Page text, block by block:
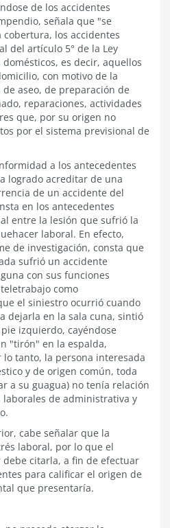
de los accidentes
señala que "se
los accidentes
del artículo 5° de la Ley
domésticos, es decir, aquellos
con motivo de la
aseo, de preparación de
reparaciones, actividades
que, por su origen no
por el sistema previsional de
a los antecedentes
logrado acreditar de una
de un accidente del
en los antecedentes
entre la lesión que sufrió la
laboral. En efecto,
de investigación, consta que
sufrió un accidente
con sus funciones
como
el siniestro ocurrió cuando
dejarla en la sala cuna, sintió
izquierdo, cayéndose
"tirón" en la espalda,
tanto, la persona interesada
y de origen común, toda
a su guagua) no tenía relación
de administrativa y
cabe señalar que la
laboral, por lo que el
citarla, a fin de efectuar
para calificar el origen de
que presentaría.